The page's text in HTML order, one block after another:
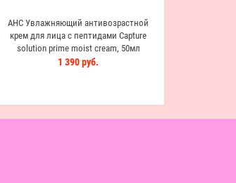
AHC Увлажняющий антивозрастной
крем для лица с пептидами Capture
solution prime moist cream, 50мл
1 390 руб.